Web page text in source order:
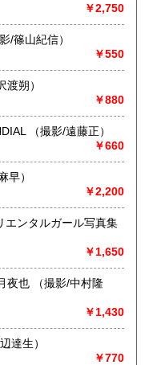
門分野ですので、高価
にご連絡下さい。
古典籍 版画 美術
￥2,750
原千晶写真集 （撮影/篠山紀信）
￥550
集 （撮影/沢渡朔）
￥880
4 遠藤正迫熱写真集 日時計 SUNDIAL （撮影/遠藤正）
￥660
小野麻早）
￥2,200
ンタルガール写真集
￥1,650
中村隆
￥1,430
（撮影/渡辺達生）
￥770